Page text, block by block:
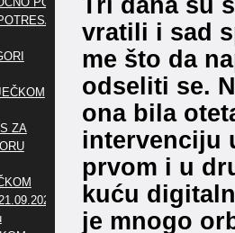
vratili i sad
me što da
odseliti se.
ona bila
intervenciju
prvom i u
kuću
je mnogo
ZA